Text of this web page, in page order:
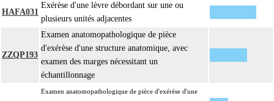
HAFA031
Exérèse d'une lèvre débordant sur une ou
plusieurs unités adjacentes
ZZQP193
Examen anatomopathologique de pièce
d'exérèse d'une structure anatomique, avec
examen des marges nécessitant un
échantillonnage
Examen anatomopathologique de pièce d'exérèse d'une